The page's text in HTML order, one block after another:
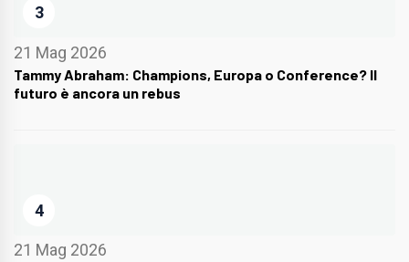
3
21 Mag 2026
Tammy Abraham: Champions, Europa o Conference? Il
futuro è ancora un rebus
4
21 Mag 2026